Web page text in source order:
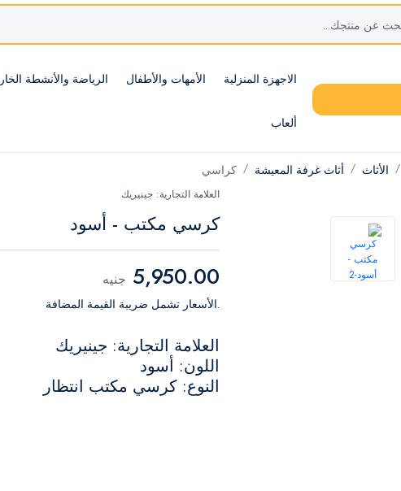
الاجهزة المنزلية الأمهات والأطفال الرياضة والأنشطة
ألعاب
الأثاث أثاث غرفة المعيشة كراسي
العلامة التجارية: جينيريك
كرسي مكتب - أسود
5,950.00 جنيه
.الأسعار تشمل ضريبة القيمة المضافة
العلامة التجارية: جينيريك
اللون: أسود
النوع: كرسي مكتب انتظار